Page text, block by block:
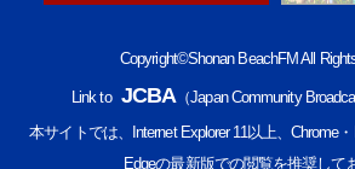
Copyright©Shonan BeachFM All
Link to JCBA（Japan Community
本サイトでは、Internet Explorer 11以上、Chrome
Edgeの最新版での閲覧を推奨して